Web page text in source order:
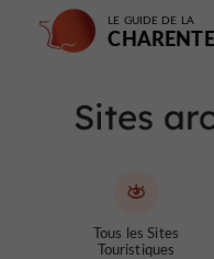
LE GUIDE DE LA
CHARENTE
Sites
Tous les Sites
Touristiques